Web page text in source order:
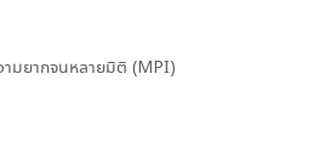
มยากจนหลายมิติ (MPI)